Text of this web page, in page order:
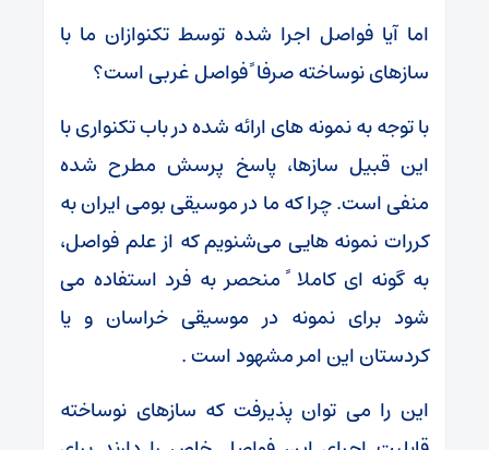
اما آیا فواصل اجرا شده توسط تکنوازان ما با
سازهای نوساخته صرفا ً فواصل غربی است؟
با توجه به نمونه های ارائه شده در باب تکنواری با
این قبیل سازها، پاسخ پرسش مطرح شده
منفی است. چرا که ما در موسیقی بومی ایران به
کررات نمونه هایی می‌شنویم که از علم فواصل،
به گونه ای کاملا ً منحصر به فرد استفاده می
شود برای نمونه در موسیقی خراسان و یا
کردستان این امر مشهود است .
این را می توان پذیرفت که سازهای نوساخته